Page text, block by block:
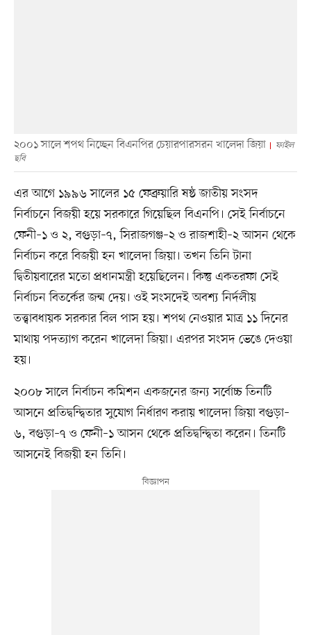
২০০১ সালে শপথ নিচ্ছেন বিএনপির চেয়ারপারসরন খালেদা জিয়া
ফাইল
ছবি
এর আগে ১৯৯৬ সালের ১৫ ফেব্রুয়ারি ষষ্ঠ জাতীয় সংসদ
নির্বাচনে বিজয়ী হয়ে সরকারে গিয়েছিল বিএনপি। সেই নির্বাচনে
ফেনী–১ ও ২, বগুড়া–৭, সিরাজগঞ্জ–২ ও রাজশাহী–২ আসন থেকে
নির্বাচন করে বিজয়ী হন খালেদা জিয়া। তখন তিনি টানা
দ্বিতীয়বারের মতো প্রধানমন্ত্রী হয়েছিলেন। কিন্তু একতরফা সেই
নির্বাচন বিতর্কের জন্ম দেয়। ওই সংসদেই অবশ্য নির্দলীয়
তত্ত্বাবধায়ক সরকার বিল পাস হয়। শপথ নেওয়ার মাত্র ১১ দিনের
মাথায় পদত্যাগ করেন খালেদা জিয়া। এরপর সংসদ ভেঙে দেওয়া
হয়।
২০০৮ সালে নির্বাচন কমিশন একজনের জন্য সর্বোচ্চ তিনটি
আসনে প্রতিদ্বন্দ্বিতার সুযোগ নির্ধারণ করায় খালেদা জিয়া বগুড়া–
৬, বগুড়া–৭ ও ফেনী–১ আসন থেকে প্রতিদ্বন্দ্বিতা করেন। তিনটি
আসনেই বিজয়ী হন তিনি।